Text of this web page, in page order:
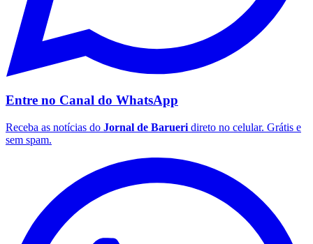
Entre no Canal do WhatsApp
Receba as notícias do Jornal de Barueri direto no celular. Grátis e
sem spam.